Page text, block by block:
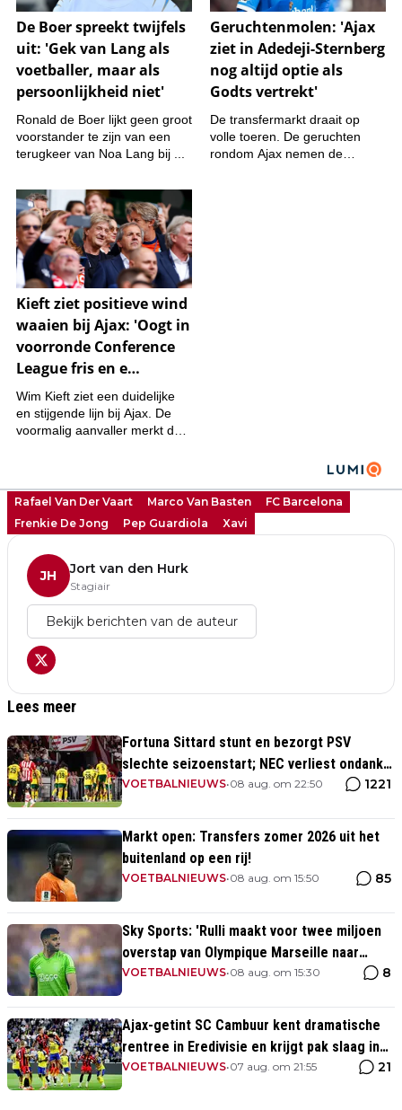
Rafael Van Der Vaart Marco Van Basten
FC Barcelona
Frenkie De Jong
Pep Guardiola Xavi
JH Jort van den Hurk
Stagiair
Bekijk berichten van de auteur
Lees meer
Fortuna Sittard stunt en bezorgt PSV
slechte seizoenstart; NEC verliest ondanks
assist Tadic
VOETBALNIEUWS•08 aug. om 22:50 1221
Markt open: Transfers zomer 2026 uit het
buitenland op een rij!
VOETBALNIEUWS•08 aug. om 15:50 85
Sky Sports: 'Rulli maakt voor twee miljoen
overstap van Olympique Marseille naar
Manchester City'
VOETBALNIEUWS•08 aug. om 15:30 8
Ajax-getint SC Cambuur kent dramatische
rentree in Eredivisie en krijgt pak slaag in
eigen huis
VOETBALNIEUWS•07 aug. om 21:55 21